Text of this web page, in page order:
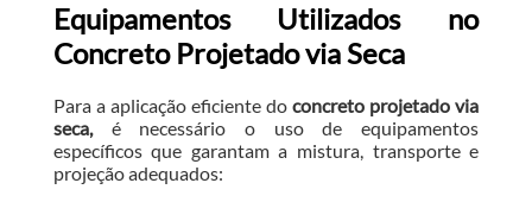
Equipamentos Utilizados no
Concreto Projetado via Seca
Para a aplicação eficiente doconcreto projetado via
seca,é necessário o uso de equipamentos
específicos que garantam a mistura, transporte e
projeção adequados: